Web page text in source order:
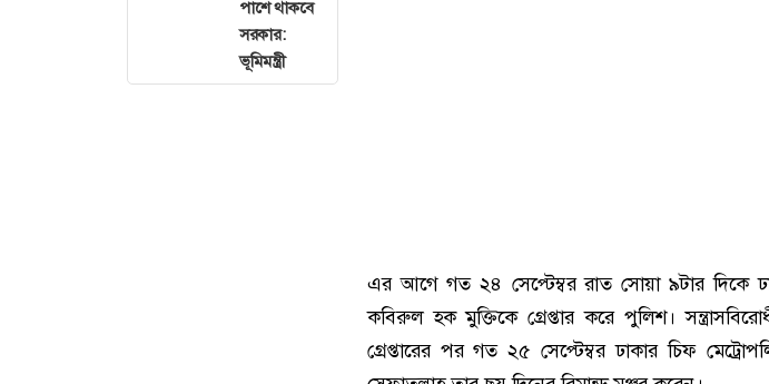
পাশে থাকবে
সরকার:
ভূমিমন্ত্রী
এর আগে গত ২৪ সেপ্টেম্বর রাত সোয়া ৯টার দিকে
কবিরুল হক মুক্তিকে গ্রেপ্তার করে পুলিশ।
গ্রেপ্তারের পর গত ২৫ সেপ্টেম্বর ঢাকার চিফ